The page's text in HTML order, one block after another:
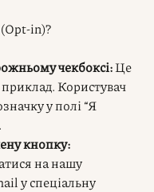
(Opt-in)?
чекбоксі:Це
Користувач
у полі “Я
кнопку:
на нашу
у спеціальну